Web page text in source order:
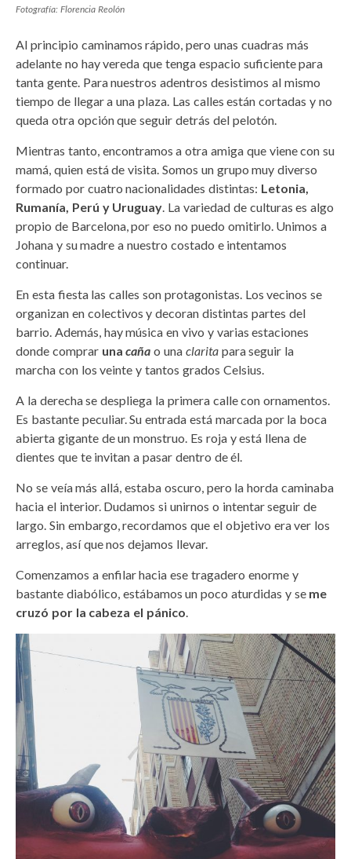
Fotografía: Florencia Reolón
Al principio caminamos rápido, pero unas cuadras más
adelante no hay vereda que tenga espacio suficiente para
tanta gente. Para nuestros adentros desistimos al mismo
tiempo de llegar a una plaza. Las calles están cortadas y no
queda otra opción que seguir detrás del pelotón.
Mientras tanto, encontramos a otra amiga que viene con su
mamá, quien está de visita. Somos un grupo muy diverso
formado por cuatro nacionalidades distintas: Letonia,
Rumanía, Perú y Uruguay . La variedad de culturas es algo
propio de Barcelona, por eso no puedo omitirlo. Unimos a
Johana y su madre a nuestro costado e intentamos
continuar.
En esta fiesta las calles son protagonistas. Los vecinos se
organizan en colectivos y decoran distintas partes del
barrio. Además, hay música en vivo y varias estaciones
donde comprar unacaña o una claritapara seguir la
marcha con los veinte y tantos grados Celsius.
A la derecha se despliega la primera calle con ornamentos.
Es bastante peculiar. Su entrada está marcada por la boca
abierta gigante de un monstruo. Es roja y está llena de
dientes que te invitan a pasar dentro de él.
No se veía más allá, estaba oscuro, pero la horda caminaba
hacia el interior. Dudamos si unirnos o intentar seguir de
largo. Sin embargo, recordamos que el objetivo era ver los
arreglos, así que nos dejamos llevar.
Comenzamos a enfilar hacia ese tragadero enorme y
bastante diabólico, estábamos un poco aturdidas y se me
cruzó por la cabeza el pánico